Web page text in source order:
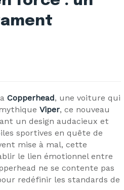
Copperhead, une voiture qui
Viper, ce nouveau
un design audacieux et
sportives en quête de
mise à mal, cette
le lien émotionnel entre
ne se contente pas
redéfinir les standards de